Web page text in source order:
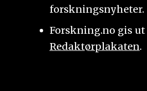
forskningsnyheter.
Forskning.no gis
Redaktørplakaten.